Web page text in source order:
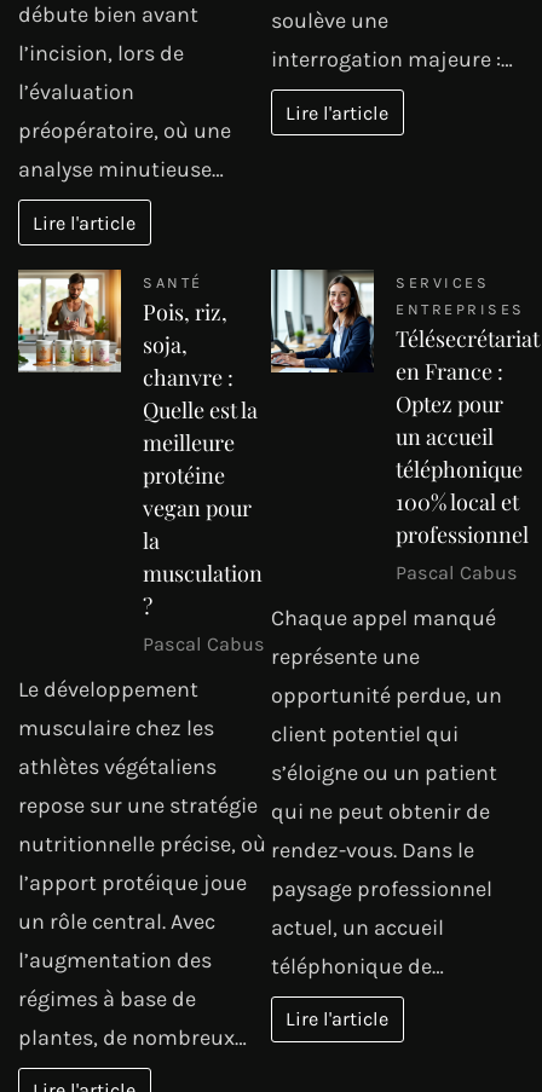
débute bien avant
l’incision, lors de
l’évaluation
préopératoire, où une
analyse minutieuse…
Lire l'article
soulève une
interrogation majeure :…
Lire l'article
SANTÉ
Pois, riz,
soja,
chanvre :
Quelle est la
meilleure
protéine
vegan pour
la
musculation
?
Pascal Cabus
Le développement
musculaire chez les
athlètes végétaliens
repose sur une stratégie
nutritionnelle précise, où
l’apport protéique joue
un rôle central. Avec
l’augmentation des
régimes à base de
plantes, de nombreux…
SERVICES
ENTREPRISES
Télésecrétariat
en France :
Optez pour
un accueil
téléphonique
100% local et
professionnel
Pascal Cabus
Chaque appel manqué
représente une
opportunité perdue, un
client potentiel qui
s’éloigne ou un patient
qui ne peut obtenir de
rendez-vous. Dans le
paysage professionnel
actuel, un accueil
téléphonique de…
Lire l'article